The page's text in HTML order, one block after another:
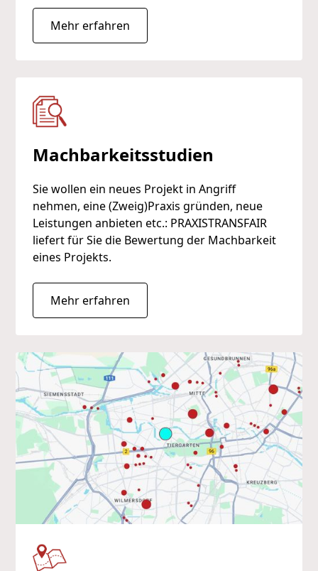
Mehr erfahren
Machbarkeitsstudien
Sie wollen ein neues Projekt in Angriff
nehmen, eine (Zweig)Praxis gründen, neue
Leistungen anbieten etc.: PRAXISTRANSFAIR
liefert für Sie die Bewertung der Machbarkeit
eines Projekts.
Mehr erfahren